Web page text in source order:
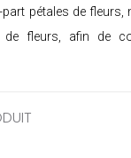
part pétales de fleurs
de fleurs , afin de